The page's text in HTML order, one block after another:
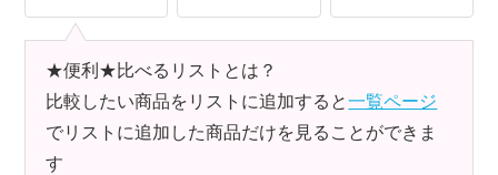
★便利★比べるリストとは？
比較したい商品をリストに追加すると一覧ページ
でリストに追加した商品だけを見ることができま
す